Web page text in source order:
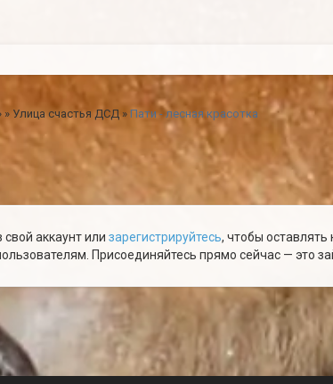
» Улица счастья ДСД » Пати - лесная красотка
свой аккаунт или зарегистрируйтесь, чтобы
Присоединяйтесь прямо сейчас — это